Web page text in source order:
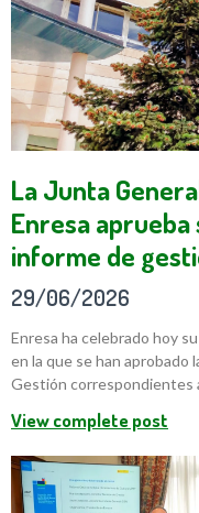
La Junta
Enresa
informe de
29/06/2026
Enresa ha celebrado hoy
en la que se han aprobado
Gestión correspondientes
View complete post